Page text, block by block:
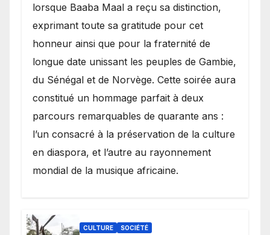
lorsque Baaba Maal a reçu sa distinction,
exprimant toute sa gratitude pour cet
honneur ainsi que pour la fraternité de
longue date unissant les peuples de Gambie,
du Sénégal et de Norvège. Cette soirée aura
constitué un hommage parfait à deux
parcours remarquables de quarante ans :
l’un consacré à la préservation de la culture
en diaspora, et l’autre au rayonnement
mondial de la musique africaine.
CULTURE SOCIÉTÉ